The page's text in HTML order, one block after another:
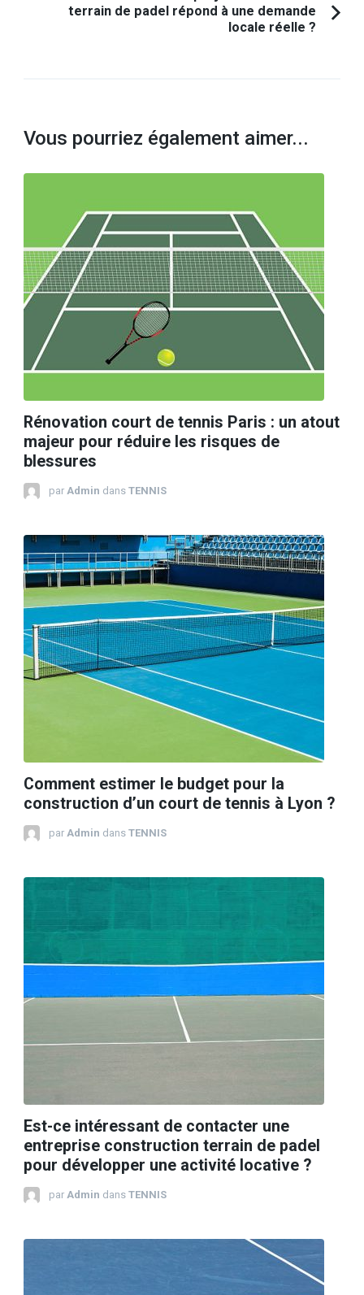
terrain de padel répond à une demande
locale réelle ?
Vous pourriez également aimer...
Rénovation court de tennis Paris : un atout
majeur pour réduire les risques de
blessures
par Admin dans TENNIS
Comment estimer le budget pour la
construction d’un court de tennis à Lyon ?
par Admin dans TENNIS
Est-ce intéressant de contacter une
entreprise construction terrain de padel
pour développer une activité locative ?
par Admin dans TENNIS